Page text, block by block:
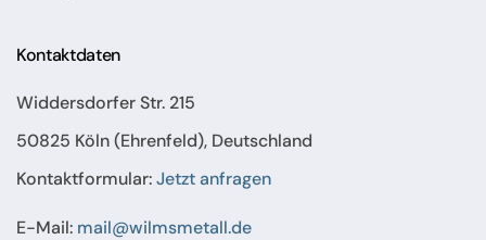
Kontaktdaten
Widdersdorfer Str. 215
50825 Köln (Ehrenfeld), Deutschland
Kontaktformular:Jetzt anfragen
E-Mail: mail@wilmsmetall.de